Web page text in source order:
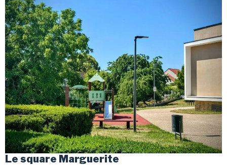
Le square Marguerite